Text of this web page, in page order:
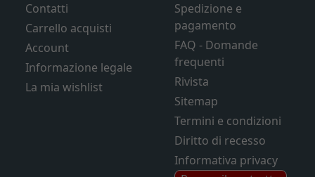
Contatti
Carrello acquisti
Account
Informazione legale
La mia wishlist
Spedizione e
pagamento
FAQ - Domande
frequenti
Rivista
Sitemap
Termini e condizioni
Diritto di recesso
Informativa privacy